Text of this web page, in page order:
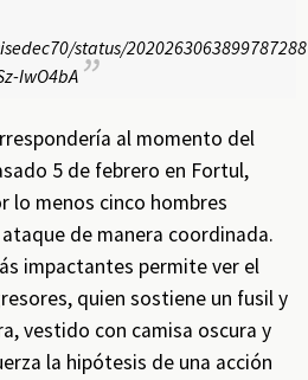
status/
IwO4bA
al momento del
5 de febrero en Fortul,
lo menos cinco hombres
de manera coordinada.
impactantes permite ver el
quien sostiene un fusil y
vestido con camisa oscura y
la hipótesis de una acción